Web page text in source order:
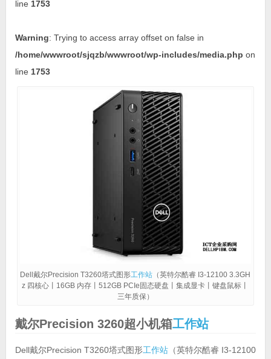
line 1753
Warning: Trying to access array offset on false in
/home/wwwroot/sjqzb/wwwroot/wp-includes/media.php on
line 1753
Dell戴尔Precision T3260塔式图形工作站 （英特尔酷睿 I3-12100 3.3GH
z 四核心丨16GB 内存丨512GB PCIe固态硬盘丨集成显卡丨键盘鼠标丨
三年质保）
戴尔Precision 3260超小机箱工作站
Dell戴尔Precision T3260塔式图形工作站（英特尔酷睿 I3-12100